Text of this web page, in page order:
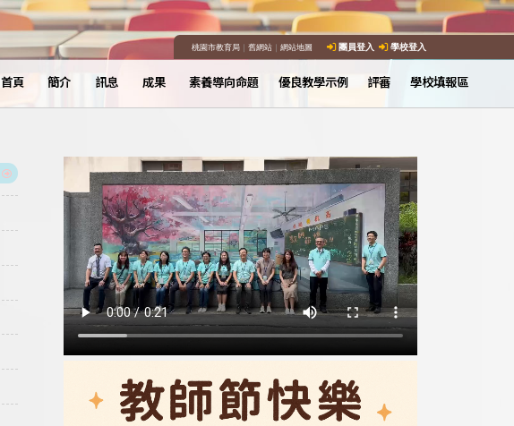
桃園市教育局｜ 舊網站｜ 網站地圖 團員登入 學校登入
首頁 簡介 訊息 成果 素養導向命題 優良教學示例 評審 學校填報區